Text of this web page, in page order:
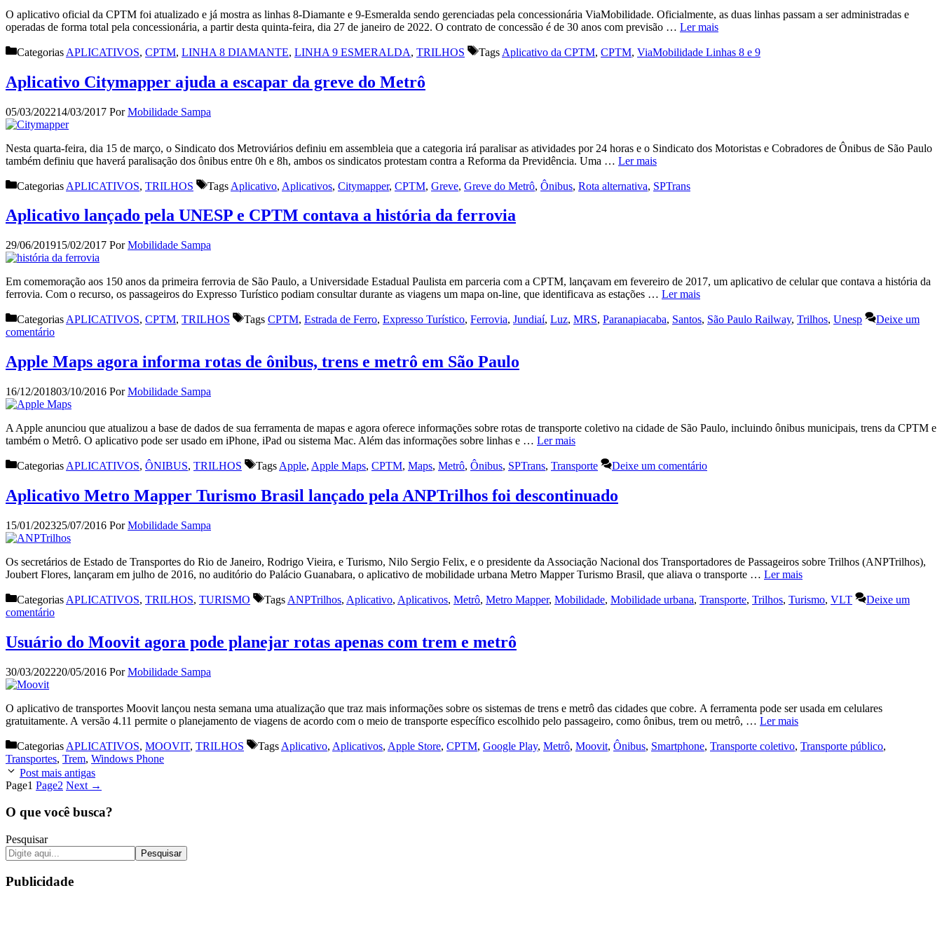
O aplicativo oficial da CPTM foi atualizado e já mostra as linhas 8-Diamante e 9-Esmeralda sendo gerenciadas pela concessionária ViaMobilidade. Oficialmente, as duas linhas passam a ser administradas e
operadas de forma total pela concessionária, a partir desta quinta-feira, dia 27 de janeiro de 2022. O contrato de concessão é de 30 anos com previsão … Ler mais
Categorias APLICATIVOS, CPTM, LINHA 8 DIAMANTE, LINHA 9 ESMERALDA, TRILHOS Tags Aplicativo da CPTM, CPTM, ViaMobilidade Linhas 8 e 9
Aplicativo Citymapper ajuda a escapar da greve do Metrô
05/03/202214/03/2017 PorMobilidade Sampa
Nesta quarta-feira, dia 15 de março, o Sindicato dos Metroviários definiu em assembleia que a categoria irá paralisar as atividades por 24 horas e o Sindicato dos Motoristas e Cobradores de Ônibus de São Paulo
também definiu que haverá paralisação dos ônibus entre 0h e 8h, ambos os sindicatos protestam contra a Reforma da Previdência. Uma … Ler mais
Categorias APLICATIVOS, TRILHOS Tags Aplicativo, Aplicativos, Citymapper, CPTM, Greve, Greve do Metrô, Ônibus, Rota alternativa, SPTrans
Aplicativo lançado pela UNESP e CPTM contava a história da ferrovia
29/06/201915/02/2017 PorMobilidade Sampa
Em comemoração aos 150 anos da primeira ferrovia de São Paulo, a Universidade Estadual Paulista em parceria com a CPTM, lançavam em fevereiro de 2017, um aplicativo de celular que contava a história da
ferrovia. Com o recurso, os passageiros do Expresso Turístico podiam consultar durante as viagens um mapa on-line, que identificava as estações … Ler mais
Categorias APLICATIVOS, CPTM, TRILHOS Tags CPTM, Estrada de Ferro, Expresso Turístico, Ferrovia, Jundiaí, Luz, MRS, Paranapiacaba, Santos, São Paulo Railway, Trilhos, Unesp
Deixe um
comentário
Apple Maps agora informa rotas de ônibus, trens e metrô em São Paulo
16/12/201803/10/2016 PorMobilidade Sampa
A Apple anunciou que atualizou a base de dados de sua ferramenta de mapas e agora oferece informações sobre rotas de transporte coletivo na cidade de São Paulo, incluindo ônibus municipais, trens da CPTM e
também o Metrô. O aplicativo pode ser usado em iPhone, iPad ou sistema Mac. Além das informações sobre linhas e … Ler mais
Categorias APLICATIVOS, ÔNIBUS, TRILHOS Tags Apple, Apple Maps, CPTM, Maps, Metrô, Ônibus, SPTrans, Transporte Deixe um comentário
Aplicativo Metro Mapper Turismo Brasil lançado pela ANPTrilhos foi descontinuado
15/01/202325/07/2016 PorMobilidade Sampa
Os secretários de Estado de Transportes do Rio de Janeiro, Rodrigo Vieira, e Turismo, Nilo Sergio Felix, e o presidente da Associação Nacional dos Transportadores de Passageiros sobre Trilhos (ANPTrilhos),
Joubert Flores, lançaram em julho de 2016, no auditório do Palácio Guanabara, o aplicativo de mobilidade urbana Metro Mapper Turismo Brasil, que aliava o transporte … Ler mais
Categorias APLICATIVOS, TRILHOS, TURISMO Tags ANPTrilhos, Aplicativo, Aplicativos, Metrô, Metro Mapper, Mobilidade, Mobilidade urbana, Transporte, Trilhos, Turismo, VLT
Deixe um
comentário
Usuário do Moovit agora pode planejar rotas apenas com trem e metrô
30/03/202220/05/2016 PorMobilidade Sampa
O aplicativo de transportes Moovit lançou nesta semana uma atualização que traz mais informações sobre os sistemas de trens e metrô das cidades que cobre. A ferramenta pode ser usada em celulares
gratuitamente. A versão 4.11 permite o planejamento de viagens de acordo com o meio de transporte específico escolhido pelo passageiro, como ônibus, trem ou metrô, … Ler mais
Categorias APLICATIVOS, MOOVIT, TRILHOS Tags Aplicativo, Aplicativos, Apple Store, CPTM, Google Play, Metrô, Moovit, Ônibus, Smartphone, Transporte coletivo, Transporte público,
Transportes, Trem, Windows Phone
Post mais antigas
Page1 Page2 Next →
O que você busca?
Pesquisar
Pesquisar
Publicidade